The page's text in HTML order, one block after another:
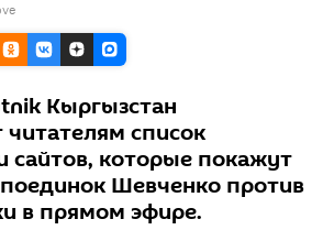
Кыргызстан
читателям список
сайтов, которые покажут
Шевченко против
в прямом эфире.